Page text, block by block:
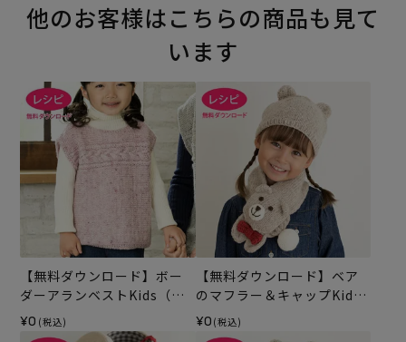
他のお客様はこちらの商品も見て
います
【無料ダウンロード】ボー
ダーアランベストKids（レ
シピ）
¥0 (税込)
【無料ダウンロード】ベア
のマフラー＆キャップKids
（レシピ）
¥0 (税込)